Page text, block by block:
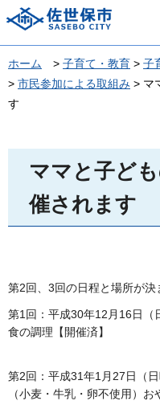
佐世保市
ホーム > 子育て・教育 > 子
> 市民参加による取組み > マ
す
ママと子ど
催されます
第2回、3回の日程と場所が決
第1回：平成30年12月16日
食の調理【開催済】
第2回：平成31年1月27日（
（小麦・牛乳・卵不使用）お